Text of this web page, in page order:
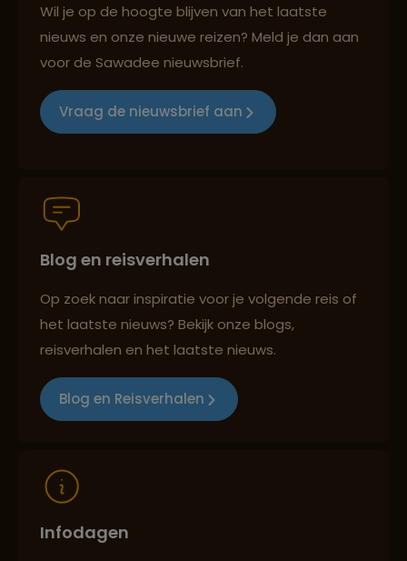
Groepsreizen mét indivuele vrijheid
Best beoordeelde reisroutes
Reizen met oog voor mens, cultuur en milieu
Wil je op de hoogte blijven van het laatste
nieuws en onze nieuwe reizen? Meld je dan aan
voor de Sawadee nieuwsbrief.
Vraag de nieuwsbrief aan
Blog en reisverhalen
Op zoek naar inspiratie voor je volgende reis of
het laatste nieuws? Bekijk onze blogs,
reisverhalen en het laatste nieuws.
Blog en Reisverhalen
Infodagen